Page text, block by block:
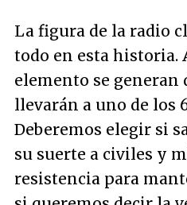
La figura de la radio
todo en esta historia.
elemento se generan
llevarán a uno de los
Deberemos elegir si
su suerte a civiles y
resistencia para